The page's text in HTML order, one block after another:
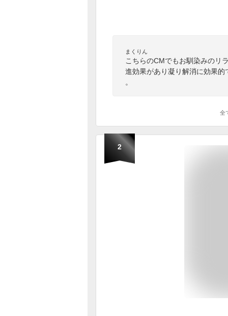
まくりん
こちらのCMでもお馴染みのリ
進効果があり凝り解消に効果
。
全
2